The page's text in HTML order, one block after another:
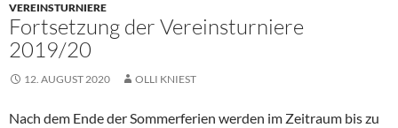
VEREINSTURNIERE
Fortsetzung der Vereinsturniere
2019/20
12. AUGUST 2020 OLLI KNIEST
Nach dem Ende der Sommerferien werden im Zeitraum bis zu